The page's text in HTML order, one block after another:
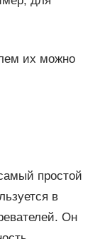
их можно
простой
в
Он